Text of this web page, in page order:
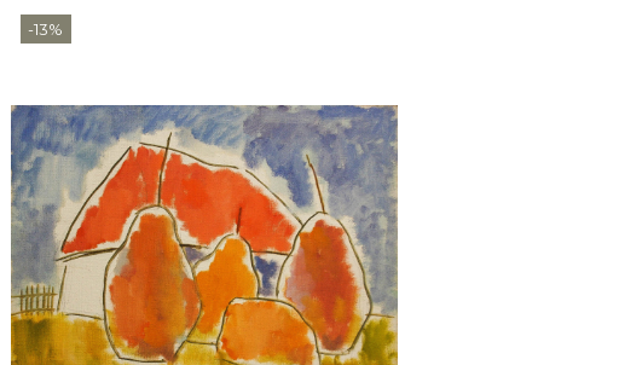
-13%